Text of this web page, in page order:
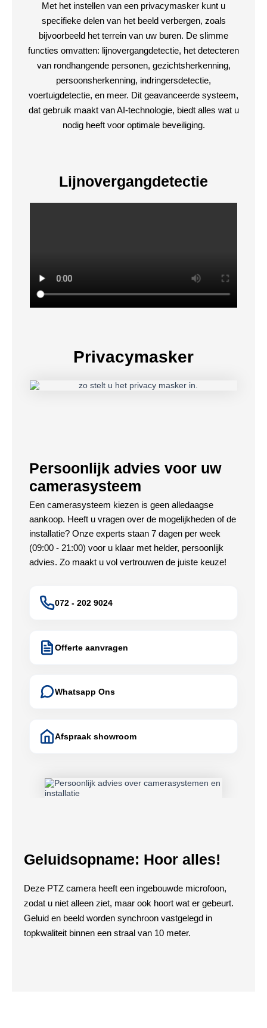
Met het instellen van een privacymasker kunt u
specifieke delen van het beeld verbergen, zoals
bijvoorbeeld het terrein van uw buren. De slimme
functies omvatten: lijnovergangdetectie, het detecteren
van rondhangende personen, gezichtsherkenning,
persoonsherkenning, indringersdetectie,
voertuigdetectie, en meer. Dit geavanceerde systeem,
dat gebruik maakt van AI-technologie, biedt alles wat u
nodig heeft voor optimale beveiliging.
Lijnovergangdetectie
Privacymasker
Persoonlijk advies voor uw
camerasysteem
Een camerasysteem kiezen is geen alledaagse
aankoop. Heeft u vragen over de mogelijkheden of de
installatie? Onze experts staan 7 dagen per week
(09:00 - 21:00) voor u klaar met helder, persoonlijk
advies. Zo maakt u vol vertrouwen de juiste keuze!
072 - 202 9024
Offerte aanvragen
Whatsapp Ons
Afspraak showroom
Geluidsopname: Hoor alles!
Deze PTZ camera heeft een ingebouwde microfoon,
zodat u niet alleen ziet, maar ook hoort wat er gebeurt.
Geluid en beeld worden synchroon vastgelegd in
topkwaliteit binnen een straal van 10 meter.